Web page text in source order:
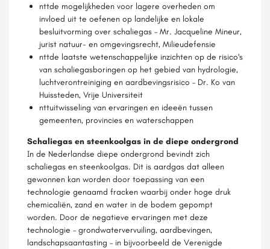
nttde mogelijkheden voor lagere overheden om
invloed uit te oefenen op landelijke en lokale
besluitvorming over schaliegas – Mr. Jacqueline Mineur,
jurist natuur- en omgevingsrecht, Milieudefensie
nttde laatste wetenschappelijke inzichten op de risico's
van schaliegasboringen op het gebied van hydrologie,
luchtverontreiniging en aardbevingsrisico – Dr. Ko van
Huissteden, Vrije Universiteit
nttuitwisseling van ervaringen en ideeën tussen
gemeenten, provincies en waterschappen
Schaliegas en steenkoolgas in de diepe ondergrond
In de Nederlandse diepe ondergrond bevindt zich
schaliegas en steenkoolgas. Dit is aardgas dat alleen
gewonnen kan worden door toepassing van een
technologie genaamd fracken waarbij onder hoge druk
chemicaliën, zand en water in de bodem gepompt
worden. Door de negatieve ervaringen met deze
technologie – grondwatervervuiling, aardbevingen,
landschapsaantasting – in bijvoorbeeld de Verenigde